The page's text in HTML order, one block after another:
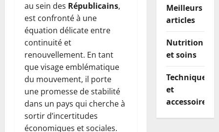
au sein des Républicains,
est confronté à une
équation délicate entre
continuité et
renouvellement. En tant
que visage emblématique
du mouvement, il porte
une promesse de stabilité
dans un pays qui cherche à
sortir d’incertitudes
économiques et sociales.
Meilleurs
articles
Nutrition
et soins
Techniques
et
accessoires